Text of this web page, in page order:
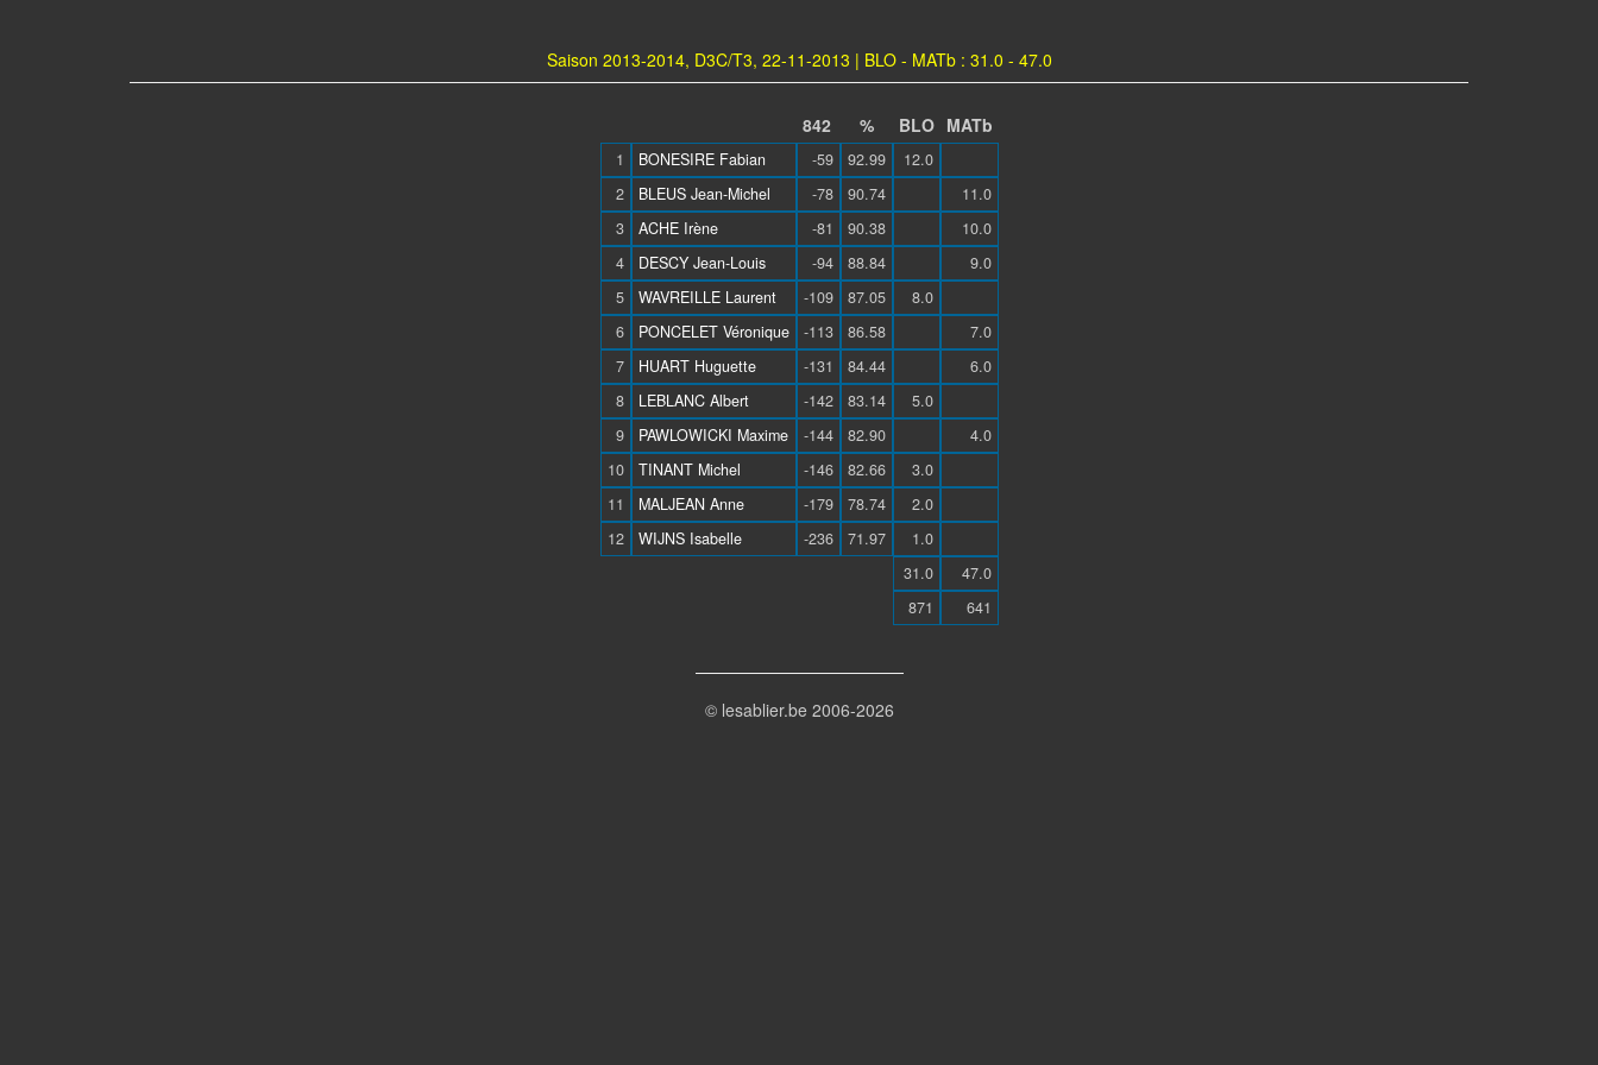
Saison 2013-2014, D3C/T3, 22-11-2013 | BLO - MATb : 31.0 - 47.0
842 % BLO MATb
1 BONESIRE Fabian -59 92.99
12.0
2
BLEUS Jean-Michel -78 90.74
11.0
3
ACHE Irène -81 90.38
10.0
4
DESCY Jean-Louis -94 88.84
9.0
5
WAVREILLE Laurent -109 87.05
8.0
6
PONCELET Véronique -113 86.58
7.0
7
HUART Huguette -131 84.44
6.0
8
LEBLANC Albert -142 83.14
5.0
9
PAWLOWICKI Maxime -144 82.90
4.0
10
TINANT Michel -146 82.66
3.0
11
MALJEAN Anne -179 78.74
2.0
12
WIJNS Isabelle -236 71.97
1.0
31.0
47.0
871
641
© lesablier.be 2006-2026